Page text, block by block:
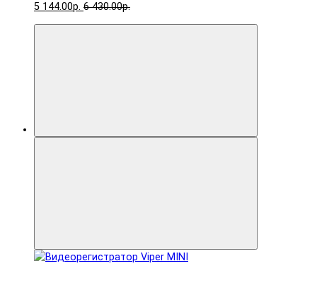
5 144.00р. 6 430.00р.